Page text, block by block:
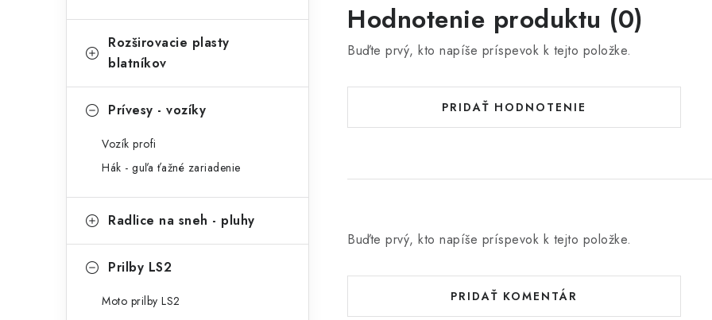
Rozširovacie plasty
blatníkov
Prívesy - vozíky
Vozík profi
Hák - guľa ťažné zariadenie
Radlice na sneh - pluhy
Prilby LS2
Moto prilby LS2
Hodnotenie produktu (0)
Buďte prvý, kto napíše príspevok k tejto položke.
PRIDAŤ HODNOTENIE
Buďte prvý, kto napíše príspevok k tejto položke.
PRIDAŤ KOMENTÁR